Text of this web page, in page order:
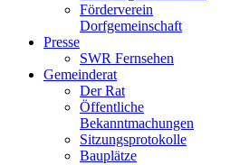
Förderverein
Dorfgemeinschaft
Presse
SWR Fernsehen
Gemeinderat
Der Rat
Öffentliche
Bekanntmachungen
Sitzungsprotokolle
Bauplätze